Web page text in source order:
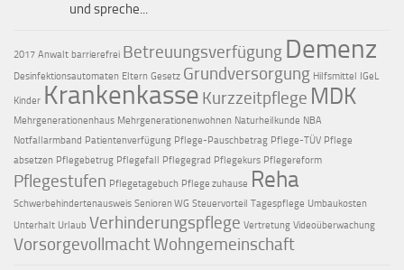
und spreche...
2017 Anwalt barrierefrei Betreuungsverfügung Demenz
Desinfektionsautomaten Eltern Gesetz Grundversorgung Hilfsmittel IGeL
Kinder Krankenkasse Kurzzeitpflege MDK
Mehrgenerationenhaus Mehrgenerationenwohnen Naturheilkunde NBA
Notfallarmband Patientenverfügung Pflege-Pauschbetrag Pflege-TÜV Pflege
absetzen Pflegebetrug Pflegefall Pflegegrad Pflegekurs Pflegereform
Pflegestufen Pflegetagebuch Pflege zuhause Reha
Schwerbehindertenausweis Senioren WG Steuervorteil Tagespflege Umbaukosten
Unterhalt Urlaub Verhinderungspflege Vertretung Videoüberwachung
VorsorgevollmachtWohngemeinschaft